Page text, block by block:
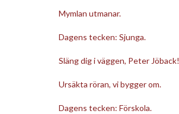
Mymlan utmanar.
Dagens tecken: Sjunga.
Släng dig i väggen, Peter Jöback!
Ursäkta röran, vi bygger om.
Dagens tecken: Förskola.